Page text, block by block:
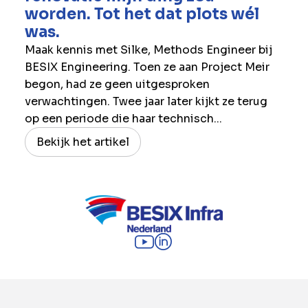
worden. Tot het dat plots wél
was.
Maak kennis met Silke, Methods Engineer bij
BESIX Engineering. Toen ze aan Project Meir
begon, had ze geen uitgesproken
verwachtingen. Twee jaar later kijkt ze terug
op een periode die haar technisch...
Bekijk het artikel